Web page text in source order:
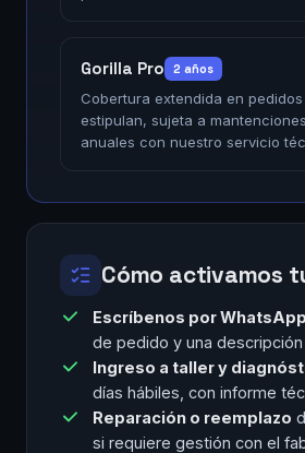
Gorilla Pro 2 años
Cobertura extendida en
estipulan, sujeta a
anuales con nuestro servicio
Cómo activamos
Escríbenos por WhatsApp
de pedido y una descripción
Ingreso a taller y
días hábiles, con informe
Reparación o reemplazo
si requiere gestión con el